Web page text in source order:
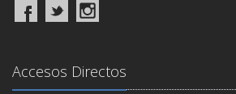
Accesos Directos